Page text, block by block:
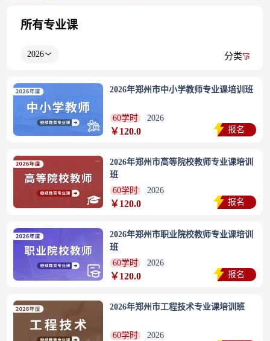
所有专业课
2026 分类
2026年郑州市中小学教师专业课培训班
60学时 2026
￥120.0 报名
2026年郑州市高等院校教师专业课培训
班
60学时
2026
￥120.0 报名
2026年郑州市职业院校教师专业课培训
班
60学时
2026
￥120.0 报名
2026年郑州市工程技术专业课培训班
60学时 2026